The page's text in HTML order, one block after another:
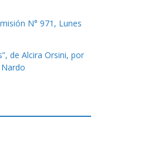
N° 971, Lunes
de Alcira Orsini, por